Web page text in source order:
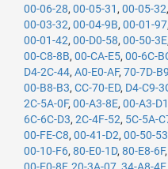
00-06-28, 00-05-31 , 00-05-32,
00-03-32, 00-04-9B, 00-01-97
00-01-42, 00-D0-58, 00-50-3E
00-C8-8B, 00-CA-E5, 00-6C-
D4-2C-44, A0-E0-AF, 70-7D-B9
00-B8-B3, CC-70-ED, D4-C9-
2C-5A-0F, 00-A3-8E, 00-A3-D1
6C-6C-D3, 2C-4F-52, 5C-5A-
00-FE-C8, 00-41-D2, 00-50-53
00-10-F6, 80-E0-1D, 80-E8-6F,